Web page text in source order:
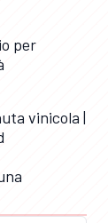
per
vinicola |